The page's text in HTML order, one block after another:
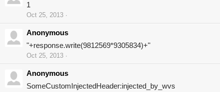
1
Oct 25, 2013
Anonymous
"+response.write(9812569*9305834)+"
Oct 25, 2013
Anonymous
SomeCustomInjectedHeader:injected_by_wvs